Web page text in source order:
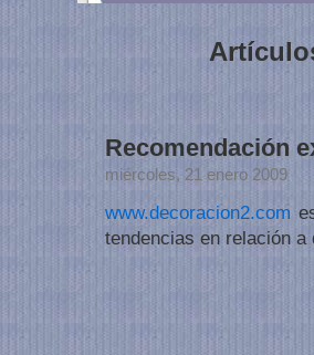
Recomendación
miércoles, 21 enero 2009
www.decoracion2.com
tendencias en relación a